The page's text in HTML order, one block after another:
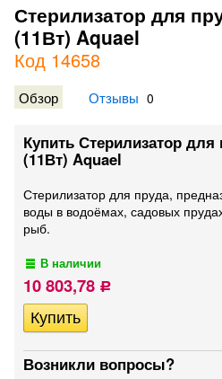
Стерилизатор для
(11Вт) Aquael
Код 14658
Обзор Отзывы 0
Купить Стерилизатор для
(11Вт) Aquael
Стерилизатор для пруда,
воды в водоёмах, садовых
рыб.
В наличии
10 803,78 Р
Возникли вопросы?